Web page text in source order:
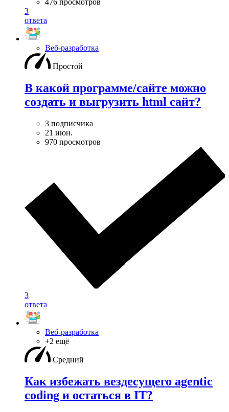
3
ответа
Веб-разработка
Простой
В какой программе/сайте можно
создать и выгрузить html сайт?
3 подписчика
21 июн.
970 просмотров
3
ответа
Веб-разработка
+2 ещё
Средний
Как избежать вездесущего agentic
coding и остаться в IT?